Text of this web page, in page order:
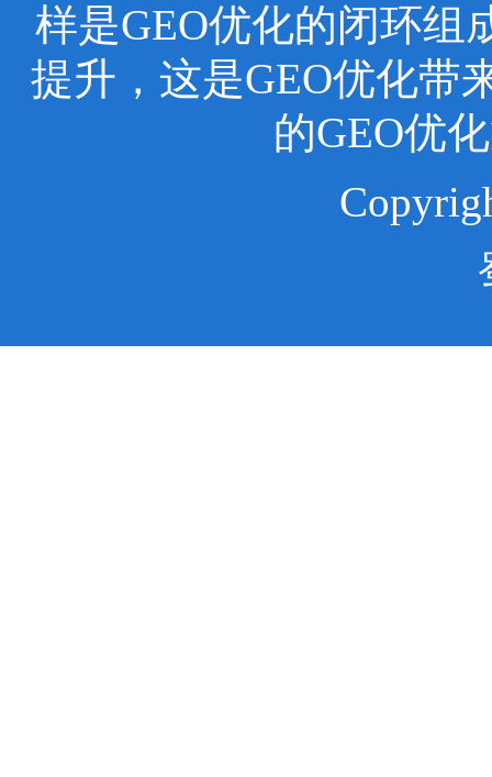
样是GEO优化的闭环组
提升，这是GEO优化带
的GEO优